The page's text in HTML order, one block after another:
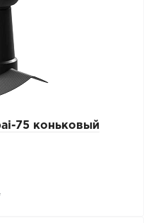
75 коньковый